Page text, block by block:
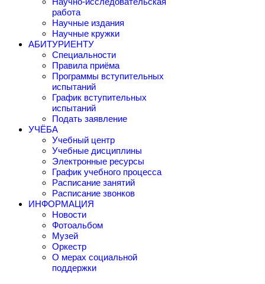
работа
Научные издания
Научные кружки
АБИТУРИЕНТУ
Специальности
Правила приёма
Программы вступительных
испытаний
График вступительных
испытаний
Подать заявление
УЧЁБА
Учебный центр
Учебные дисциплины
Электронные ресурсы
График учебного процесса
Расписание занятий
Расписание звонков
ИНФОРМАЦИЯ
Новости
Фотоальбом
Музей
Оркестр
О мерах социальной
поддержки